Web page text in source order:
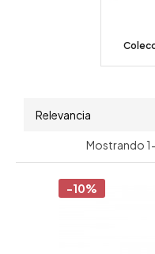
Relevancia
Mostrando
-10%